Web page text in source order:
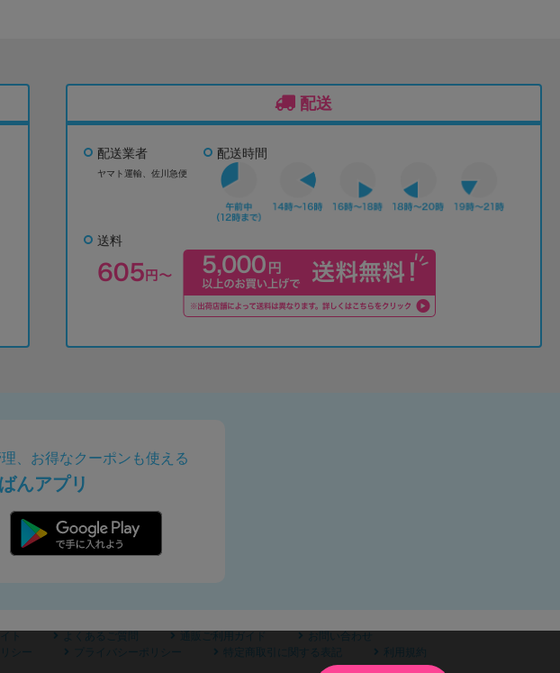
配送
配送業者
ヤマト運輸、佐川急便
配送時間
送料
、お得なクーポンも使える
んアプリ
ト よくあるご質問 通販ご利用ガイド
お問い合わせ
シー
プライバシーポリシー 特定商取引に関する表記 利用規約